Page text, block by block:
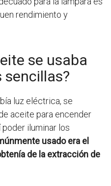
rendimiento y
se usaba
sencillas?
luz eléctrica, se
aceite para encender
poder iluminar los
usado era el
de la extracción de